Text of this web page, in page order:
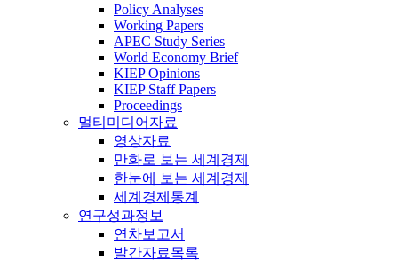
Policy Analyses
Working Papers
APEC Study Series
World Economy Brief
KIEP Opinions
KIEP Staff Papers
Proceedings
멀티미디어자료
영상자료
만화로 보는 세계경제
한눈에 보는 세계경제
세계경제통계
연구성과정보
연차보고서
발간자료목록